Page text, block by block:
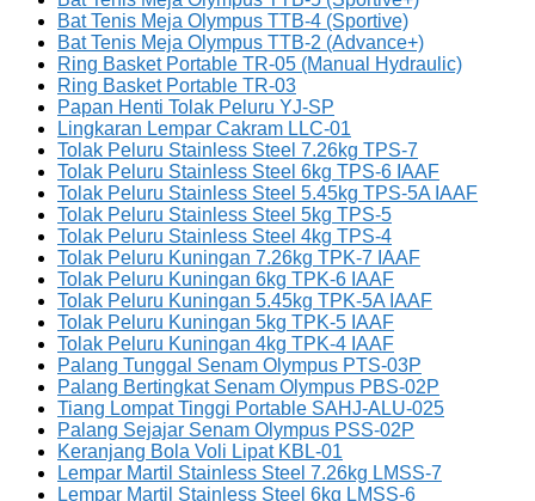
Bat Tenis Meja Olympus TTB-4 (Sportive)
Bat Tenis Meja Olympus TTB-2 (Advance+)
Ring Basket Portable TR-05 (Manual Hydraulic)
Ring Basket Portable TR-03
Papan Henti Tolak Peluru YJ-SP
Lingkaran Lempar Cakram LLC-01
Tolak Peluru Stainless Steel 7.26kg TPS-7
Tolak Peluru Stainless Steel 6kg TPS-6 IAAF
Tolak Peluru Stainless Steel 5.45kg TPS-5A IAAF
Tolak Peluru Stainless Steel 5kg TPS-5
Tolak Peluru Stainless Steel 4kg TPS-4
Tolak Peluru Kuningan 7.26kg TPK-7 IAAF
Tolak Peluru Kuningan 6kg TPK-6 IAAF
Tolak Peluru Kuningan 5.45kg TPK-5A IAAF
Tolak Peluru Kuningan 5kg TPK-5 IAAF
Tolak Peluru Kuningan 4kg TPK-4 IAAF
Palang Tunggal Senam Olympus PTS-03P
Palang Bertingkat Senam Olympus PBS-02P
Tiang Lompat Tinggi Portable SAHJ-ALU-025
Palang Sejajar Senam Olympus PSS-02P
Keranjang Bola Voli Lipat KBL-01
Lempar Martil Stainless Steel 7.26kg LMSS-7
Lempar Martil Stainless Steel 6kg LMSS-6